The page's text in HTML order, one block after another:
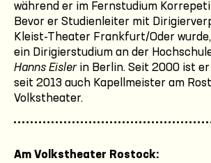
während er im Fernstudium
Bevor er Studienleiter mit
Kleist-Theater Frankfurt/Oder
ein Dirigierstudium an der
Hanns Eislerin Berlin. Seit 2000 ist
seit 2013 auch Kapellmeister am
Volkstheater.
Am Volkstheater Rostock: